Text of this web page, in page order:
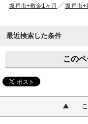
坂戸市+敷金1ヶ月
坂戸市+
最近検索した条件
この